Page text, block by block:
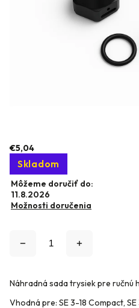
€5,04
Skladom
Môžeme doručiť do:
11.8.2026
Možnosti doručenia
Náhradná sada trysiek pre ručnú
Vhodná pre: SE 3-18 Compact,